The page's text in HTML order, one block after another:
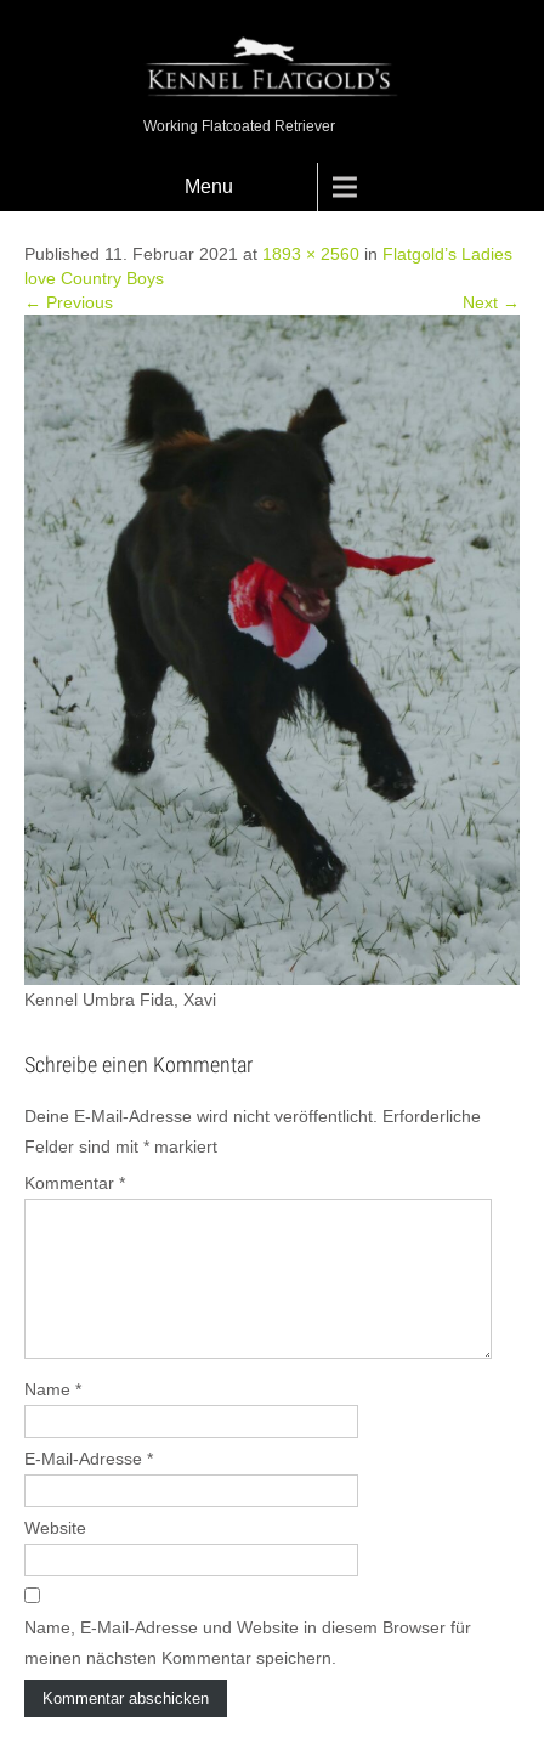
Working Flatcoated Retriever
Menu
Published 11. Februar 2021 at 1893 × 2560 in Flatgold’s Ladies
love Country Boys
← Previous
Next →
Kennel Umbra Fida, Xavi
Schreibe einen Kommentar
Deine E-Mail-Adresse wird nicht veröffentlicht. Erforderliche
Felder sind mit * markiert
Kommentar *
Name *
E-Mail-Adresse *
Website
Name, E-Mail-Adresse und Website in diesem Browser für
meinen nächsten Kommentar speichern.